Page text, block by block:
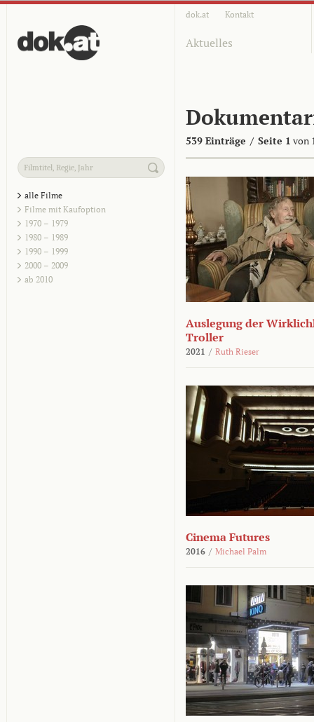
dok.at Kontakt
Aktuelles
539 Einträge / Seite 1 von
alle Filme
Filme mit Kaufoption
1970 – 1979
1980 – 1989
1990 – 1999
2000 – 2009
ab 2010
Auslegung der
Troller
2021 / Ruth Rieser
Cinema Futures
2016 / Michael Palm